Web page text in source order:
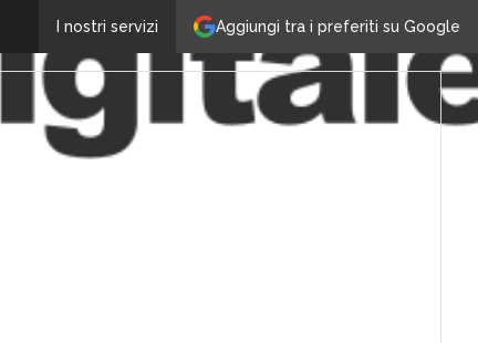
Aggiungi tra i preferiti su Google
I nostri servizi